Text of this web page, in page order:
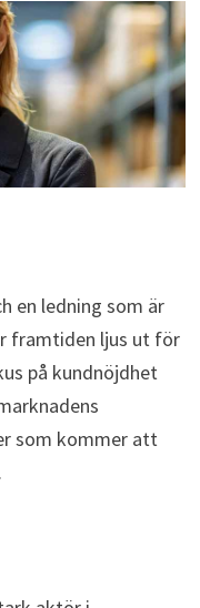
en ledning som är
framtiden ljus ut för
på kundnöjdhet
som kommer att